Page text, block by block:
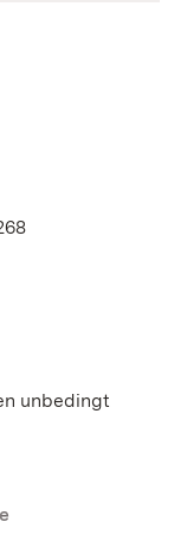
unbedingt